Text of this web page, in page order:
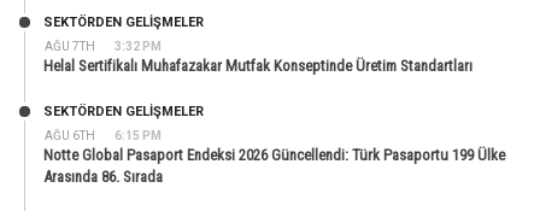
AĞU 7TH 3:32 PM
SEKTÖRDEN GELIŞMELER
Helal Sertifikalı Muhafazakar Mutfak Konseptinde Üretim Standartları
AĞU 6TH 6:15 PM
SEKTÖRDEN GELIŞMELER
Notte Global Pasaport Endeksi 2026 Güncellendi: Türk Pasaportu 199 Ülke
Arasında 86. Sırada